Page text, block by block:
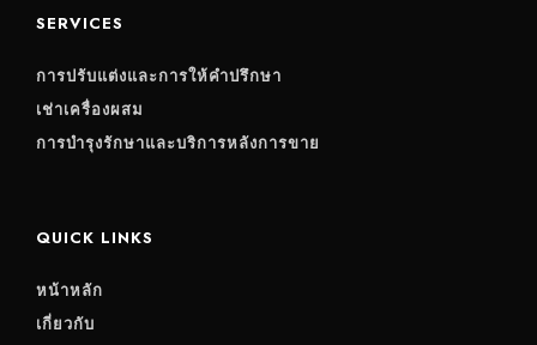
SERVICES
การปรับแต่งและการให้คำปรึกษา
เช่าเครื่องผสม
การบำรุงรักษาและบริการหลังการขาย
QUICK LINKS
หน้าหลัก
เกี่ยวกับ